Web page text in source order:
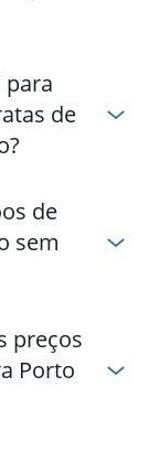
para
de
de
sem
preços
Porto